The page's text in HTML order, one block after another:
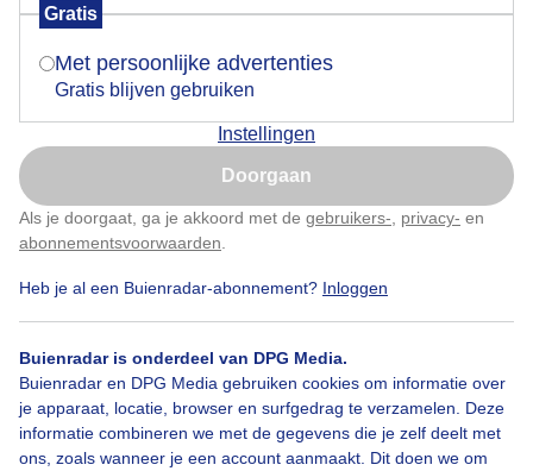
Gratis
Met persoonlijke advertenties
Gratis blijven gebruiken
Instellingen
Doorgaan
Als je doorgaat, ga je akkoord met de gebruikers- privacy- en
abonnementsvoorwaarden
Heb je al een Buienradar-abonnement? Inloggen
Buienradar is onderdeel van DPG Media.
Buienradar en DPG Media gebruiken cookies om informatie over
je apparaat, locatie, browser en surfgedrag te verzamelen. Deze
informatie combineren we met de gegevens die je zelf deelt met
ons, zoals wanneer je een account aanmaakt. Dit doen we om
Populaire categorieën
Lente
Zomer
Over Buienradar
Bedrijfsgegevens
Veelgestelde vragen
Contact
Is goed, toon de popup
Nu niet, misschien later
Klik hierom dit aan te passen